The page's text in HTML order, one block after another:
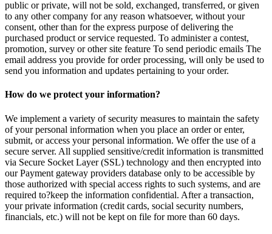
public or private, will not be sold, exchanged, transferred, or given
to any other company for any reason whatsoever, without your
consent, other than for the express purpose of delivering the
purchased product or service requested. To administer a contest,
promotion, survey or other site feature To send periodic emails The
email address you provide for order processing, will only be used to
send you information and updates pertaining to your order.
How do we protect your information?
We implement a variety of security measures to maintain the safety
of your personal information when you place an order or enter,
submit, or access your personal information. We offer the use of a
secure server. All supplied sensitive/credit information is transmitted
via Secure Socket Layer (SSL) technology and then encrypted into
our Payment gateway providers database only to be accessible by
those authorized with special access rights to such systems, and are
required to?keep the information confidential. After a transaction,
your private information (credit cards, social security numbers,
financials, etc.) will not be kept on file for more than 60 days.